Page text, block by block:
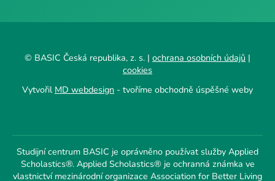
© BASIC Česká republika, z. s. | ochrana osobních údajů |
cookies
Vytvořil MD webdesign - tvoříme obchodně úspěšné weby
Studijní centrum BASIC je oprávněno používat služby Applied
Scholastics®. Applied Scholastics® je ochranná známka ve
vlastnictví mezinárodní organizace Association for Better Living